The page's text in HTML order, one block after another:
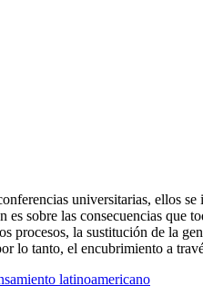
universitarias, ellos
sobre las consecuencias que
la sustitución de la
lo tanto, el encubrimiento a
latinoamericano